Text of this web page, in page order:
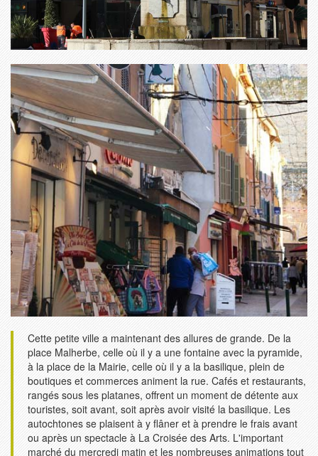
Cette petite ville a maintenant des allures de grande. De la
place Malherbe, celle où il y a une fontaine avec la pyramide,
à la place de la Mairie, celle où il y a la basilique, plein de
boutiques et commerces animent la rue. Cafés et restaurants,
rangés sous les platanes, offrent un moment de détente aux
touristes, soit avant, soit après avoir visité la basilique. Les
autochtones se plaisent à y flâner et à prendre le frais avant
ou après un spectacle à La Croisée des Arts. L'important
marché du mercredi matin et les nombreuses animations tout